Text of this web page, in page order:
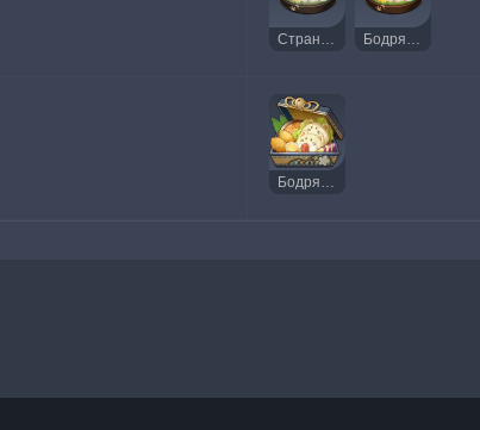
Странное бодрящее кошачье лакомство Бодрящее кошачье лакомство
Бодрящий бэнто